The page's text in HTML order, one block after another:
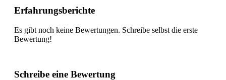
Erfahrungsberichte
Es gibt noch keine Bewertungen. Schreibe selbst die erste
Bewertung!
Schreibe eine Bewertung